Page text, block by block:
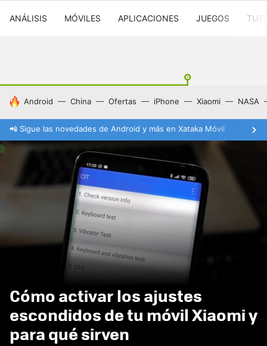
ANÁLISIS MÓVILES APLICACIONES JUEGOS
HOY SE HABLA DE
Android China Ofertas iPhone Xiaomi NASA
📲 Sigue las novedades de Android y más en Xataka Móvil
Cómo activar los ajustes
escondidos de tu móvil Xiaomi y
para qué sirven